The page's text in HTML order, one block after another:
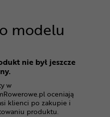
modelu
nie był jeszcze
w
oceniają
klienci po zakupie i
produktu.